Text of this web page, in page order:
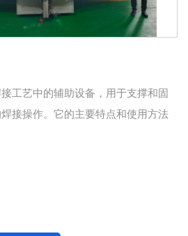
工艺中的辅助设备，用于支撑和固
接操作。它的主要特点和使用方法